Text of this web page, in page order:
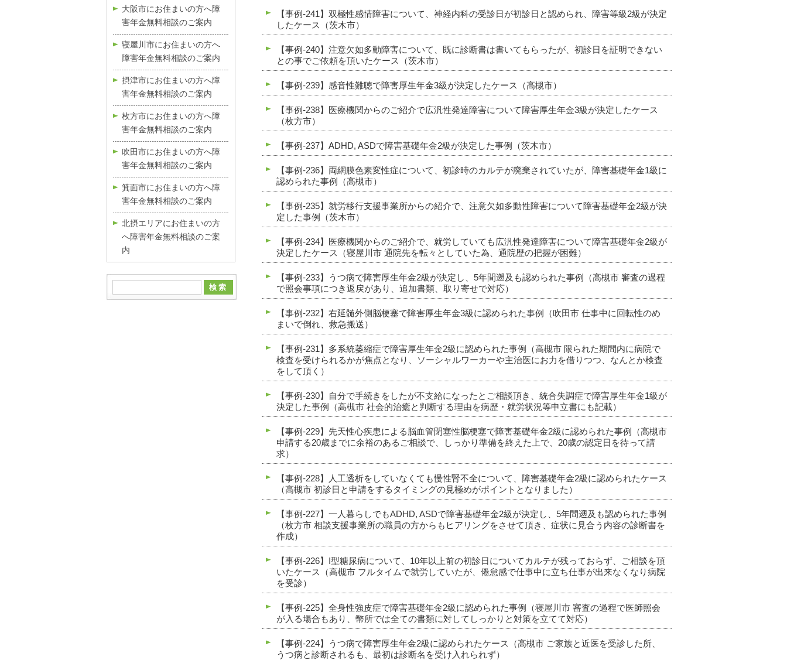
【事例-241】双極性感情障害について、神経内科の受診日が初診日と認められ、障害等級2級が決定
したケース（茨木市）
【事例-240】注意欠如多動障害について、既に診断書は書いてもらったが、初診日を証明できない
との事でご依頼を頂いたケース（茨木市）
【事例-239】感音性難聴で障害厚生年金3級が決定したケース（高槻市）
【事例-238】医療機関からのご紹介で広汎性発達障害について障害厚生年金3級が決定したケース
（枚方市）
【事例-237】ADHD, ASDで障害基礎年金2級が決定した事例（茨木市）
【事例-236】両網膜色素変性症について、初診時のカルテが廃棄されていたが、障害基礎年金1級に
認められた事例（高槻市）
【事例-235】就労移行支援事業所からの紹介で、注意欠如多動性障害について障害基礎年金2級が決
定した事例（茨木市）
【事例-234】医療機関からのご紹介で、就労していても広汎性発達障害について障害基礎年金2級が
決定したケース（寝屋川市 通院先を転々としていた為、通院歴の把握が困難）
【事例-233】うつ病で障害厚生年金2級が決定し、5年間遡及も認められた事例（高槻市 審査の過程
で照会事項につき返戻があり、追加書類、取り寄せで対応）
【事例-232】右延髄外側脳梗塞で障害厚生年金3級に認められた事例（吹田市 仕事中に回転性のめ
まいで倒れ、救急搬送）
【事例-231】多系統萎縮症で障害厚生年金2級に認められた事例（高槻市 限られた期間内に病院で
検査を受けられるかが焦点となり、ソーシャルワーカーや主治医にお力を借りつつ、なんとか検査
をして頂く）
【事例-230】自分で手続きをしたが不支給になったとご相談頂き、統合失調症で障害厚生年金1級が
決定した事例（高槻市 社会的治癒と判断する理由を病歴・就労状況等申立書にも記載）
【事例-229】先天性心疾患による脳血管閉塞性脳梗塞で障害基礎年金2級に認められた事例（高槻市
申請する20歳までに余裕のあるご相談で、しっかり準備を終えた上で、20歳の認定日を待って請
求）
【事例-228】人工透析をしていなくても慢性腎不全について、障害基礎年金2級に認められたケース
（高槻市 初診日と申請をするタイミングの見極めがポイントとなりました）
【事例-227】一人暮らしでもADHD, ASDで障害基礎年金2級が決定し、5年間遡及も認められた事例
（枚方市 相談支援事業所の職員の方からもヒアリングをさせて頂き、症状に見合う内容の診断書を
作成）
【事例-226】Ⅰ型糖尿病について、10年以上前の初診日についてカルテが残っておらず、ご相談を頂
いたケース（高槻市 フルタイムで就労していたが、倦怠感で仕事中に立ち仕事が出来なくなり病院
を受診）
【事例-225】全身性強皮症で障害基礎年金2級に認められた事例（寝屋川市 審査の過程で医師照会
が入る場合もあり、幣所では全ての書類に対してしっかりと対策を立てて対応）
【事例-224】うつ病で障害厚生年金2級に認められたケース（高槻市 ご家族と近医を受診した所、
うつ病と診断されるも、最初は診断名を受け入れられず）
大阪市にお住まいの方へ障
害年金無料相談のご案内
寝屋川市にお住まいの方へ
障害年金無料相談のご案内
摂津市にお住まいの方へ障
害年金無料相談のご案内
枚方市にお住まいの方へ障
害年金無料相談のご案内
吹田市にお住まいの方へ障
害年金無料相談のご案内
箕面市にお住まいの方へ障
害年金無料相談のご案内
北摂エリアにお住まいの方
へ障害年金無料相談のご案
内